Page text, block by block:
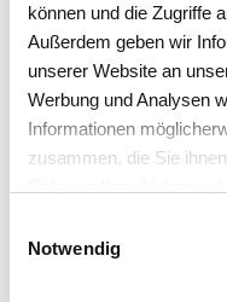
können und die Zugriffe
Außerdem geben wir
unserer Website an
Werbung und Analysen
Informationen
zusammen, die Sie
Datenschutzerklärung
Notwendig